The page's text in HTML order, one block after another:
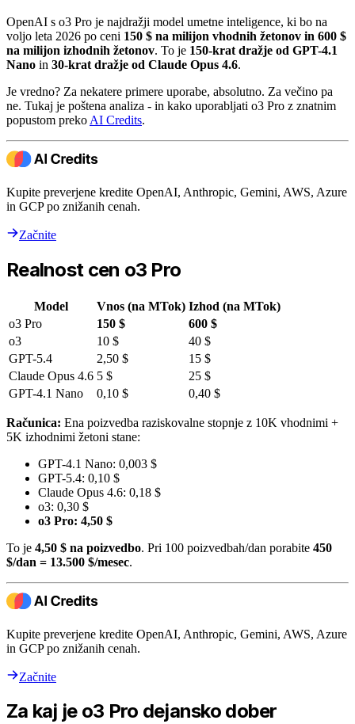
OpenAI s o3 Pro je najdražji model umetne inteligence, ki bo na
voljo leta 2026 po ceni 150 $ na milijon vhodnih žetonov in 600 $
na milijon izhodnih žetonov. To je 150-krat dražje od GPT-4.1
Nano in 30-krat dražje od Claude Opus 4.6.
Je vredno? Za nekatere primere uporabe, absolutno. Za večino pa
ne. Tukaj je poštena analiza - in kako uporabljati o3 Pro z znatnim
popustom preko AI Credits.
Kupite preverjene kredite OpenAI, Anthropic, Gemini, AWS, Azure
in GCP po znižanih cenah.
Začnite
Realnost cen o3 Pro
Model Vnos (na MTok) Izhod (na MTok)
o3 Pro
150 $
600 $
o3
10 $
40 $
GPT-5.4
2,50 $
15 $
Claude Opus 4.6 5 $
25 $
GPT-4.1 Nano
0,10 $ 0,40 $
Računica: Ena poizvedba raziskovalne stopnje z 10K vhodnimi +
5K izhodnimi žetoni stane:
GPT-4.1 Nano: 0,003 $
GPT-5.4: 0,10 $
Claude Opus 4.6: 0,18 $
o3: 0,30 $
o3 Pro: 4,50 $
To je 4,50 $ na poizvedbo. Pri 100 poizvedbah/dan porabite 450
$/dan = 13.500 $/mesec.
Kupite preverjene kredite OpenAI, Anthropic, Gemini, AWS, Azure
in GCP po znižanih cenah.
Začnite
Za kaj je o3 Pro dejansko dober